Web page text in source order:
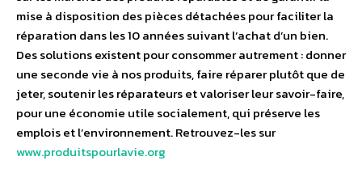
mise à disposition des pièces détachées pour faciliter la
réparation dans les 10 années suivant l’achat d’un bien.
Des solutions existent pour consommer autrement : donner
une seconde vie à nos produits, faire réparer plutôt que de
jeter, soutenir les réparateurs et valoriser leur savoir-faire,
pour une économie utile socialement, qui préserve les
emplois et l’environnement. Retrouvez-les sur
www.produitspourlavie.org